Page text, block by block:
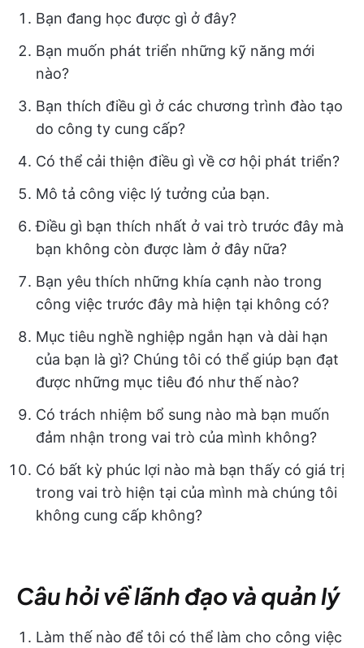
Bạn đang học được gì ở đây?
Bạn muốn phát triển những kỹ năng mới
nào?
Bạn thích điều gì ở các chương trình đào tạo
do công ty cung cấp?
Có thể cải thiện điều gì về cơ hội phát triển?
Mô tả công việc lý tưởng của bạn.
Điều gì bạn thích nhất ở vai trò trước đây mà
bạn không còn được làm ở đây nữa?
Bạn yêu thích những khía cạnh nào trong
công việc trước đây mà hiện tại không có?
Mục tiêu nghề nghiệp ngắn hạn và dài hạn
của bạn là gì? Chúng tôi có thể giúp bạn đạt
được những mục tiêu đó như thế nào?
Có trách nhiệm bổ sung nào mà bạn muốn
đảm nhận trong vai trò của mình không?
Có bất kỳ phúc lợi nào mà bạn thấy có giá trị
trong vai trò hiện tại của mình mà chúng tôi
không cung cấp không?
Câu hỏi về lãnh đạo và quản lý
Làm thế nào để tôi có thể làm cho công việc